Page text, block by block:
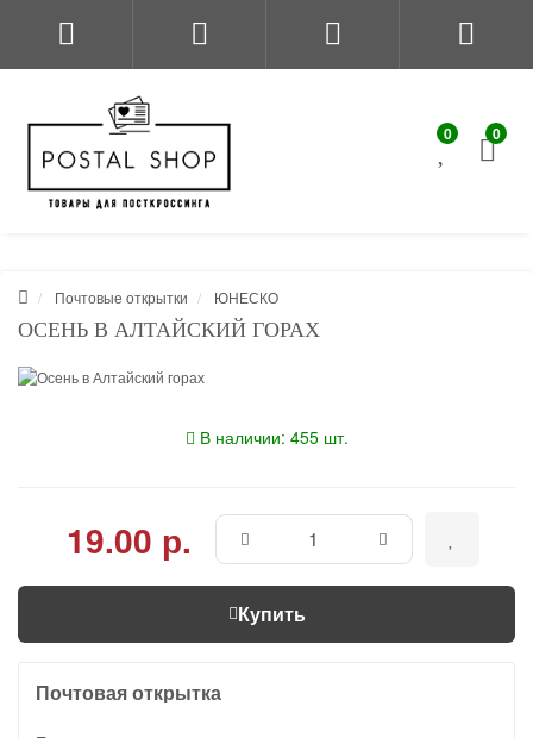
0 0
Почтовые открытки ЮНЕСКО
ОСЕНЬ В АЛТАЙСКИЙ ГОРАХ
В наличии: 455 шт.
19.00 р.
Купить
Почтовая открытка